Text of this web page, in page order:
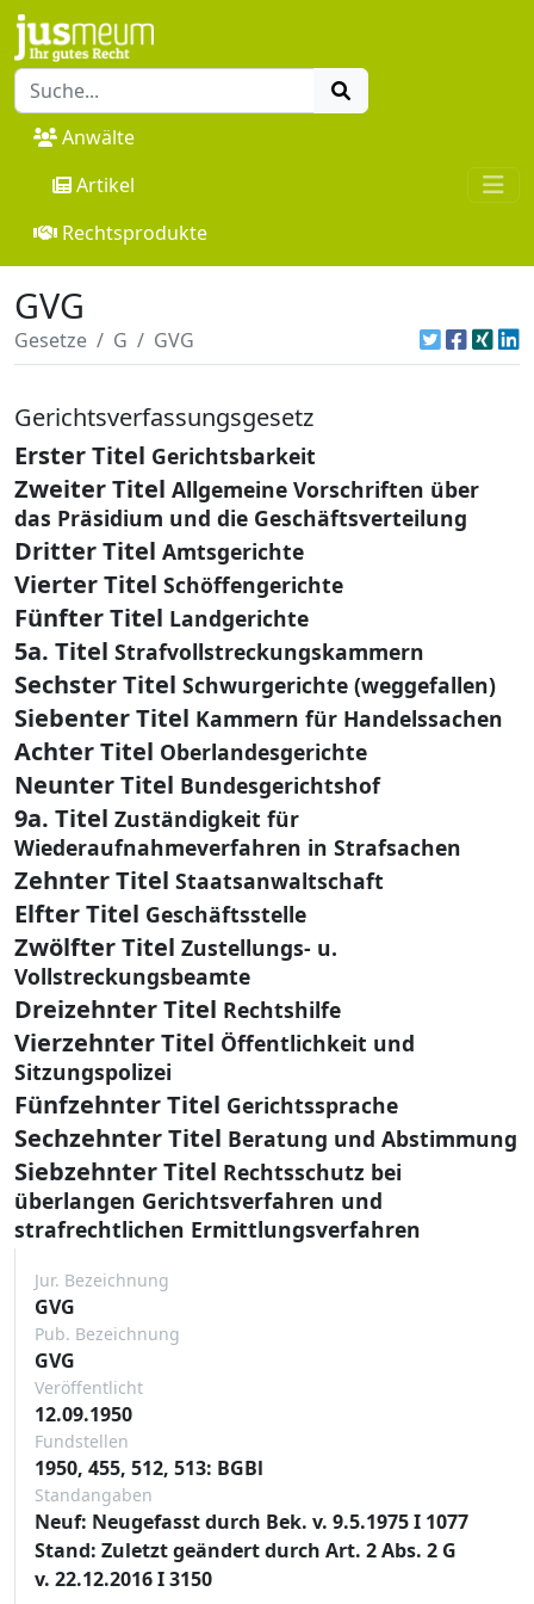
Anwälte
Artikel
Rechtsprodukte
GVG
Gesetze G GVG
Gerichtsverfassungsgesetz
Erster Titel Gerichtsbarkeit
Zweiter Titel Allgemeine Vorschriften über
das Präsidium und die Geschäftsverteilung
Dritter Titel Amtsgerichte
Vierter Titel Schöffengerichte
Fünfter Titel Landgerichte
5a. Titel Strafvollstreckungskammern
Sechster Titel Schwurgerichte (weggefallen)
Siebenter Titel Kammern für Handelssachen
Achter Titel Oberlandesgerichte
Neunter Titel Bundesgerichtshof
9a. Titel Zuständigkeit für
Wiederaufnahmeverfahren in Strafsachen
Zehnter Titel Staatsanwaltschaft
Elfter Titel Geschäftsstelle
Zwölfter Titel Zustellungs- u.
Vollstreckungsbeamte
Dreizehnter Titel Rechtshilfe
Vierzehnter Titel Öffentlichkeit und
Sitzungspolizei
Fünfzehnter Titel Gerichtssprache
Sechzehnter Titel Beratung und Abstimmung
Siebzehnter Titel Rechtsschutz bei
überlangen Gerichtsverfahren und
strafrechtlichen Ermittlungsverfahren
Jur. Bezeichnung
GVG
Pub. Bezeichnung
GVG
Veröffentlicht
12.09.1950
Fundstellen
1950, 455, 512, 513: BGBl
Standangaben
Neuf: Neugefasst durch Bek. v. 9.5.1975 I 1077
Stand: Zuletzt geändert durch Art. 2 Abs. 2 G
v. 22.12.2016 I 3150